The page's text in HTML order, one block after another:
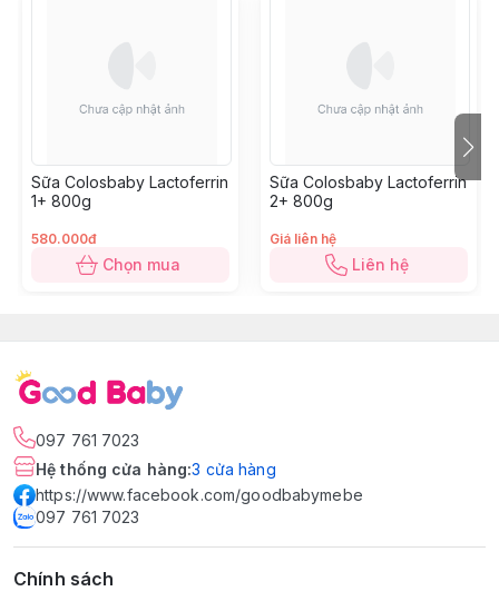
Sữa Colosbaby Lactoferrin
1+ 800g
580.000đ
Chọn mua
Sữa Colosbaby Lactoferrin
2+ 800g
Giá liên hệ
Liên hệ
097 761 7023
Hệ thống cửa hàng:3 cửa hàng
https://www.facebook.com/goodbabymebe
097 761 7023
Chính sách